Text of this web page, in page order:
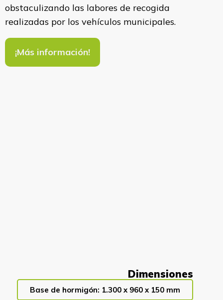
obstaculizando las labores de recogida
realizadas por los vehículos municipales.
¡Más información!
Dimensiones
Base de hormigón: 1.300 x 960 x 150 mm